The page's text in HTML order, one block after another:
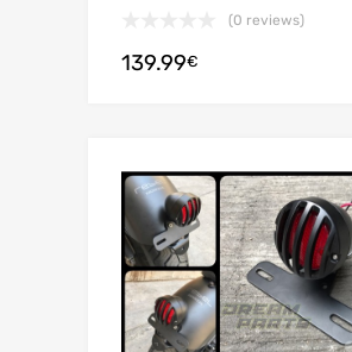
(0 reviews)
139.99€